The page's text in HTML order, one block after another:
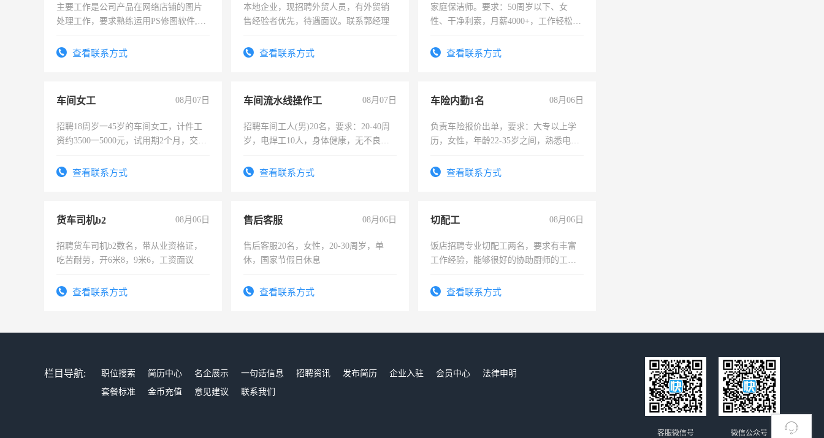
主要工作是公司产品在网络店铺的图片
处理工作，要求熟练运用PS修图软件,工
查看联系方式
本地企业，现招聘外贸人员，有外贸销
售经验者优先，待遇面议。联系郭经理
查看联系方式
家庭保洁师。要求：50周岁以下、女
性、干净利索，月薪4000+，工作轻松，
太太等。查看联系方式
车间女工 08月07日
招聘18周岁一45岁的车间女工，计件工
资约3500一5000元，试用期2个月，交五
查看联系方式
车间流水线操作工 08月07日
招聘车间工人(男)20名，要求：20-40周
岁，电焊工10人，身体健康，无不良嗜
宿，免费发放劳保用品，两班倒，每月
查看联系方式
车险内勤1名 08月06日
负责车险报价出单，要求：大专以上学
历，女性，年龄22-35岁之间，熟悉电脑
试用期1-3个月，转正后交纳五险，
查看联系方式
货车司机b2 08月06日
招聘货车司机b2数名，带从业资格证，
吃苦耐劳，开6米8，9米6，工资面议
查看联系方式
售后客服 08月06日
售后客服20名，女性，20-30周岁，单
休，国家节假日休息
查看联系方式
切配工 08月06日
饭店招聘专业切配工两名，要求有丰富
工作经验，能够很好的协助厨师的工
4500。查看联系方式
栏目导航: 职位搜索 简历中心 名企展示 一句话信息 招聘资讯 发布简历 企业入驻 会员中心
法律申明
套餐标准
金币充值 意见建议 联系我们
微信公众号
客服微信号